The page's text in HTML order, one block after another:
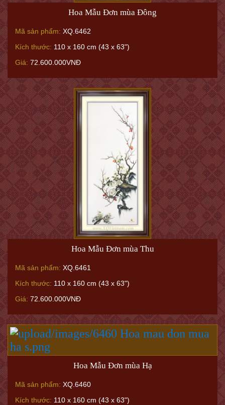
Hoa Mẫu Đơn mùa Đông
Mã sản phẩm: XQ.6462
Kích thước: 110 x 160 cm (43 x 63")
Giá: 72.600.000VNĐ
Hoa Mẫu Đơn mùa Thu
Mã sản phẩm: XQ.6461
Kích thước: 110 x 160 cm (43 x 63")
Giá: 72.600.000VNĐ
Hoa Mẫu Đơn mùa Hạ
Mã sản phẩm: XQ.6460
Kích thước: 110 x 160 cm (43 x 63")